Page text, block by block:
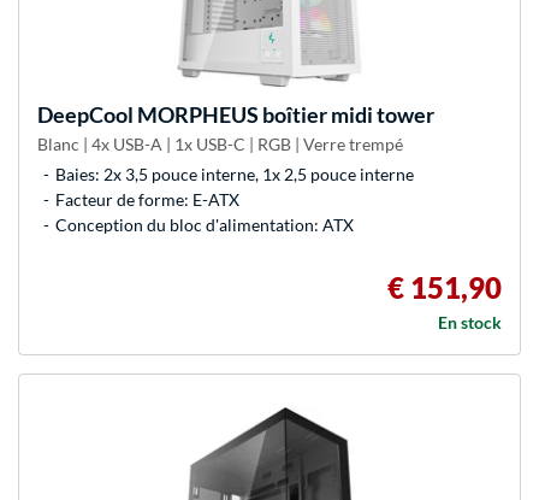
DeepCool MORPHEUS boîtier midi tower
Blanc | 4x USB-A | 1x USB-C | RGB | Verre trempé
Baies: 2x 3,5 pouce interne, 1x 2,5 pouce interne
Facteur de forme: E-ATX
Conception du bloc d'alimentation: ATX
€ 151,90
En stock